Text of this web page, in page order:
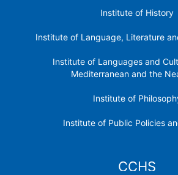
Institute of History
Institute of Language, Literature
Institute of Languages ​​and
Mediterranean and the
Institute of
Institute of Public Policies
CCHS